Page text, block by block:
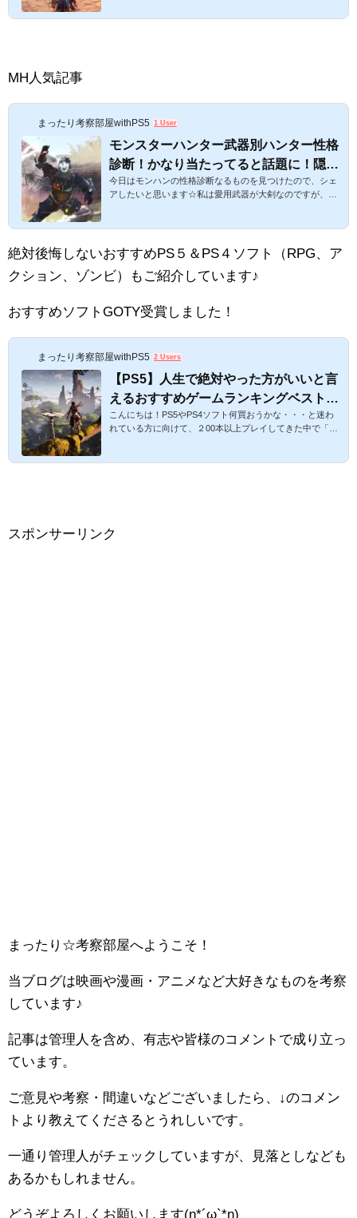
MH人気記事
まったり考察部屋withPS5 1 User
モンスターハンター武器別ハンター性格
診断！かなり当たってると話題に！隠さ
れた性格に意外と驚くかも・・・？Σ(;´∀
｀)【モンハンまとめ】
今日はモンハンの性格診断なるものを見つけたので、シェ
アしたいと思います☆私は愛用武器が大剣なのですが、性
ンサーリンクモンスターハンター武器別診断！以下、早速
ご紹介します。ぜひ試してみてください！ただし、あくま
で一つの見方なので、その点ご了承ください。(;´∀｀)大
絶対後悔しないおすすめPS５＆PS４ソフト（RPG、ア
クション、ゾンビ）もご紹介しています♪
おすすめソフトGOTY受賞しました！
まったり考察部屋withPS5 2 Users
【PS5】人生で絶対やった方がいいと言
えるおすすめゲームランキングベスト！
人気RPG・アクション・ゾンビ系の買っ
てよかったゲームをご紹介！【最新版プ
こんにちは！PS5やPS4ソフト何買おうかな・・・と迷わ
れている方に向けて、２00本以上プレイしてきた中で「ぜ
ション・ゾンビ系を解説！スポンサ...
スポンサーリンク
まったり☆考察部屋へようこそ！
当ブログは映画や漫画・アニメなど大好きなものを考察
しています♪
記事は管理人を含め、有志や皆様のコメントで成り立っ
ています。
ご意見や考察・間違いなどございましたら、↓のコメン
トより教えてくださるとうれしいです。
一通り管理人がチェックしていますが、見落としなども
あるかもしれません。
どうぞよろしくお願いします(n*´ω`*n)